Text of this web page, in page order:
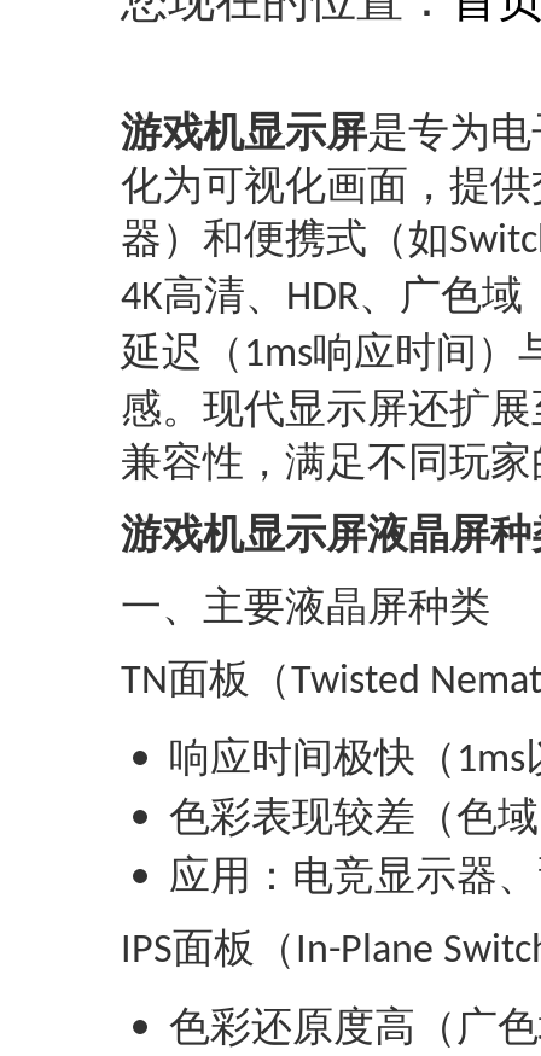
游戏机显示屏是专为
化为可视化画面，提
器）和便携式（如
4K高清、 HDR、广色域
延迟（ 1ms响应时间）
感。现代显示屏还扩
兼容性，满足不同玩
游戏机显示屏液晶屏
‌一、主要液晶屏种类‌
TN面板（Twisted
响应时间极快（ 1ms
色彩表现较差（色
应用‌：电竞显示器
IPS面板（ In-Plane
色彩还原度高（广